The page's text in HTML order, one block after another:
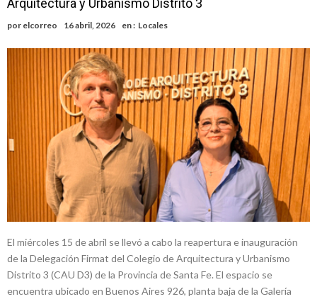
Faltas por presuntas irregularidades
Villada: el viento provocó el desprendimiento del techo del galpón
del ferrocarril
Violento robo en la zona rural de Firmat: maniataron a una pareja de
adultos mayores
Colecta solidaria de juguetes en Firmat para el EPI y el Hospital
Vilela
Arquitectura y Urbanismo Distrito 3
por elcorreo 16 abril, 2026 en : Locales
El miércoles 15 de abril se llevó a cabo la reapertura e inauguración
de la Delegación Firmat del Colegio de Arquitectura y Urbanismo
Distrito 3 (CAU D3) de la Provincia de Santa Fe. El espacio se
encuentra ubicado en Buenos Aires 926, planta baja de la Galería